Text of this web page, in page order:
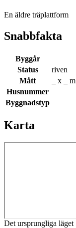
En äldre träplattform
Snabbfakta
Byggår
Status
riven
Mått
_ x _ m
Husnummer
Byggnadstyp
Karta
Det ursprungliga läget